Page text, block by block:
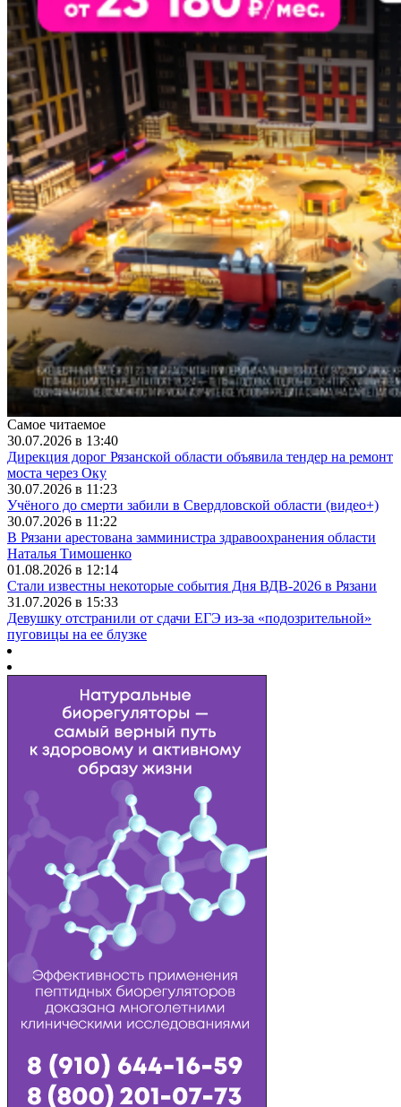
Самое читаемое
30.07.2026 в 13:40
Дирекция дорог Рязанской области объявила тендер на ремонт
моста через Оку
30.07.2026 в 11:23
Учёного до смерти забили в Свердловской области (видео+)
30.07.2026 в 11:22
В Рязани арестована замминистра здравоохранения области
Наталья Тимошенко
01.08.2026 в 12:14
Стали известны некоторые события Дня ВДВ-2026 в Рязани
31.07.2026 в 15:33
Девушку отстранили от сдачи ЕГЭ из-за «подозрительной»
пуговицы на ее блузке